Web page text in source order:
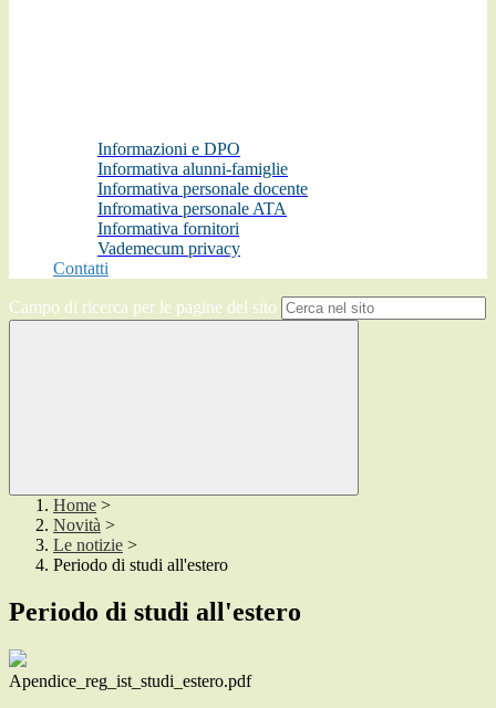
Informazioni e DPO
Informativa alunni-famiglie
Informativa personale docente
Infromativa personale ATA
Informativa fornitori
Vademecum privacy
Contatti
Campo di ricerca per le pagine del sito
Home >
Novità >
Le notizie >
Periodo di studi all'estero
Periodo di studi all'estero
Apendice_reg_ist_studi_estero.pdf